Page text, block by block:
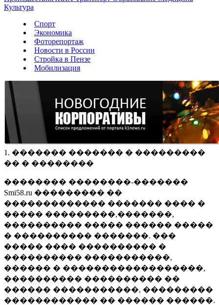
Культура
Спорт
Экономика
Фоторепортаж
Новости в России
Стройка в Пензе
Мобилизация
1. ������� ������� � ���������
�� � ��������
�������� ��������-�������
Smi58.ru ��������� ��
������������� ������� ���� �
����� ���������,�������,
���������� ����� ������ �����
� ���������� �������. ���
����� ���� ���������� �
���������� �����������,
������ � ������������������,
���������� ���������� ��
������ �����������, ���������
������������ �� ������ ������.